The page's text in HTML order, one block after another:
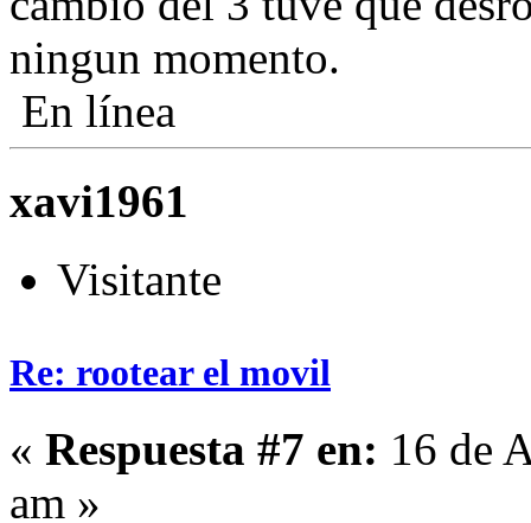
ningun momento.
En línea
xavi1961
Visitante
Re: rootear el movil
« Respuesta #7 en: 16 de
am »